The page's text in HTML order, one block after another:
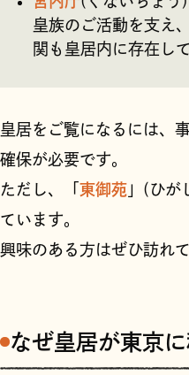
皇族のご活動を支え
関も皇居内に存在し
皇居をご覧になるには、
確保が必要です。
ただし、「 東御苑 」(ひが
ています。
興味のある方はぜひ訪れ
なぜ皇居が東京